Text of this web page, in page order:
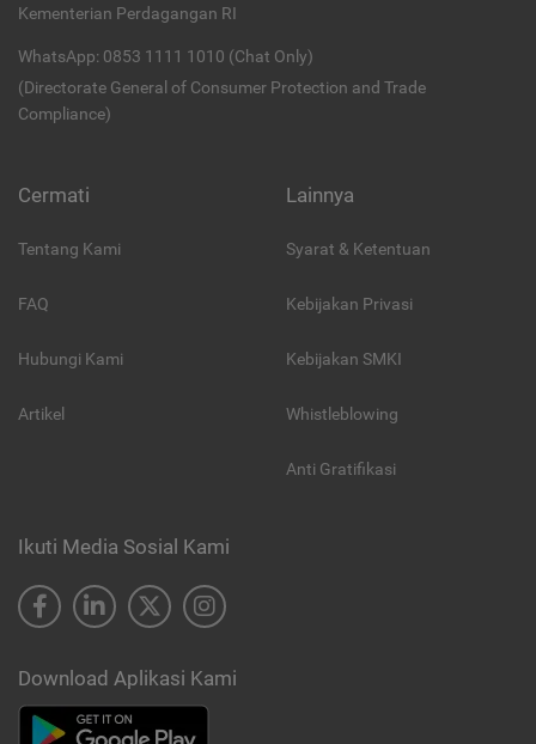
Kementerian Perdagangan RI
WhatsApp: 0853 1111 1010 (Chat Only)
(Directorate General of Consumer Protection and Trade
Compliance)
Cermati
Tentang Kami
FAQ
Hubungi Kami
Artikel
Lainnya
Syarat & Ketentuan
Kebijakan Privasi
Kebijakan SMKI
Whistleblowing
Anti Gratifikasi
Ikuti Media Sosial Kami
Download Aplikasi Kami